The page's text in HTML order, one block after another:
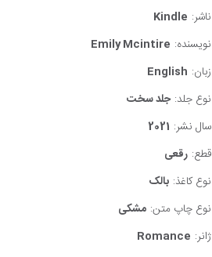
ناشر: Kindle
نویسنده: Emily Mcintire
زبان: English
نوع جلد: جلد سخت
سال نشر: 2021
قطع: رقعی
نوع کاغذ: بالک
نوع چاپ متن: مشکی
ژانر: Romance